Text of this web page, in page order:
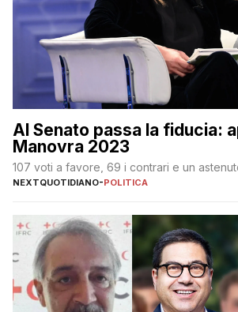
Al Senato passa la fiducia:
Manovra 2023
107 voti a favore, 69 i contrari e un
NEXTQUOTIDIANO-POLITICA